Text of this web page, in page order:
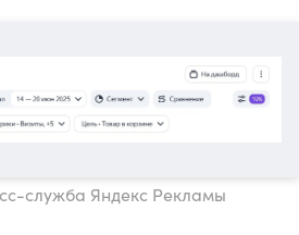
служба Яндекс Рекламы